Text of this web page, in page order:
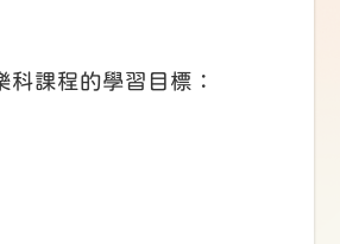
課程的學習目標：